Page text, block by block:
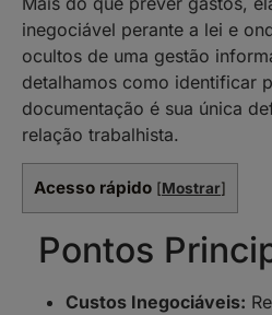
inegociável perante a lei e
ocultos de uma gestão
detalhamos como identificar
documentação é sua única
relação trabalhista.
Acesso rápido [Mostrar]
Pontos
Custos Inegociáveis: